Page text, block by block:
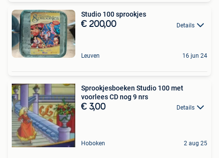
Studio 100 sprookjes
€ 200,00 Details
Leuven 16 jun 24
Sprookjesboeken Studio 100 met
voorlees CD nog 9 nrs
€ 3,00 Details
Hoboken 2 aug 25